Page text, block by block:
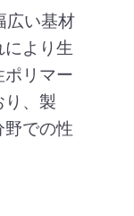
広い基材
より生
リマー
り、製
での性